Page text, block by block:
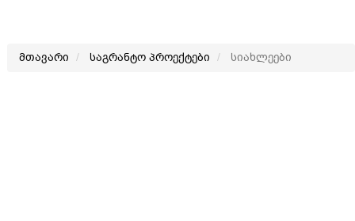
მთავარი საგრანტო პროექტები სიახლეები